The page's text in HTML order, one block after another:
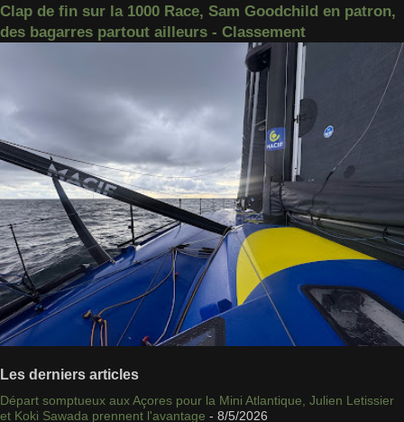
Clap de fin sur la 1000 Race, Sam Goodchild en patron,
des bagarres partout ailleurs - Classement
Les derniers articles
Départ somptueux aux Açores pour la Mini Atlantique, Julien Letissier
et Koki Sawada prennent l'avantage - 8/5/2026